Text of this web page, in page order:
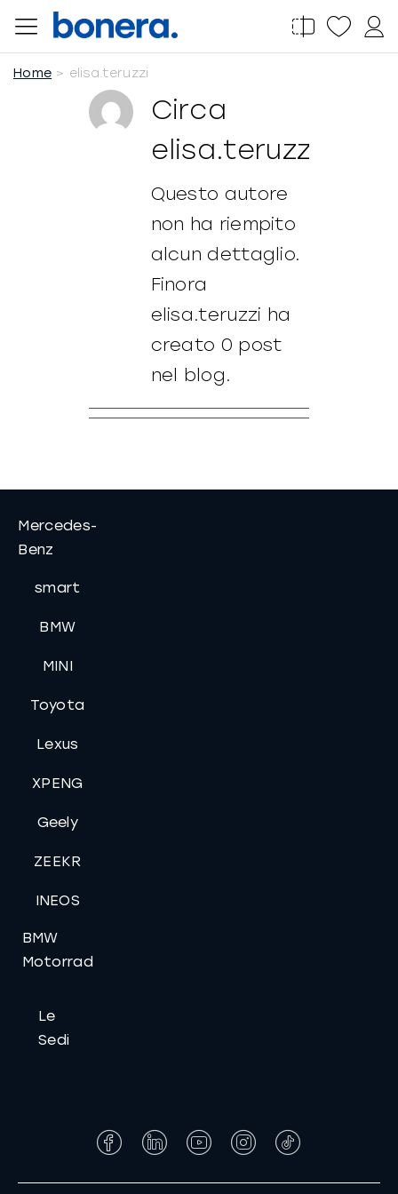
Salta
contenuto
Home elisa.teruzzi
Circa
elisa.teruzzi
Questo autore
non ha riempito
alcun dettaglio.
Finora
elisa.teruzzi ha
creato 0 post
nel blog.
Mercedes-
Benz
smart
BMW
MINI
Toyota
Lexus
XPENG
Geely
ZEEKR
INEOS
BMW
Motorrad
Le
Sedi
Facebook
LinkedInYouTubeInstagram